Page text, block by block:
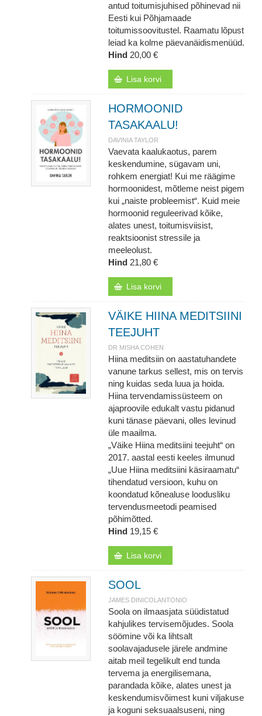
antud toitumisjuhised põhinevad nii
Eesti kui Põhjamaade
toitumissoovitustel. Raamatu lõpust
leiad ka kolme päevanäidismenüüd.
Hind 20,00 €
Lisa korvi
HORMOONID
TASAKAALU!
DAVINIA TAYLOR
Vaevata kaalukaotus, parem
keskendumine, sügavam uni,
rohkem energiat! Kui me räägime
hormoonidest, mõtleme neist pigem
kui „naiste probleemist“. Kuid meie
hormoonid reguleerivad kõike,
alates unest, toitumisviisist,
reaktsioonist stressile ja
meeleolust.
Hind 21,80 €
Lisa korvi
VÄIKE HIINA MEDITSIINI
TEEJUHT
DR MISHA COHEN
Hiina meditsiin on aastatuhandete
vanune tarkus sellest, mis on tervis
ning kuidas seda luua ja hoida.
Hiina tervendamissüsteem on
ajaproovile edukalt vastu pidanud
kuni tänase päevani, olles levinud
üle maailma.
„Väike Hiina meditsiini teejuht“ on
2017. aastal eesti keeles ilmunud
„Uue Hiina meditsiini käsiraamatu“
tihendatud versioon, kuhu on
koondatud kõnealuse loodusliku
tervendusmeetodi peamised
põhimõtted.
Hind 19,15 €
Lisa korvi
SOOL
JAMES DINICOLANTONIO
Soola on ilmaasjata süüdistatud
kahjulikes tervisemõjudes. Soola
söömine või ka lihtsalt
soolavajadusele järele andmine
aitab meil tegelikult end tunda
tervema ja energilisemana,
parandada kõike, alates unest ja
keskendumisvõimest kuni viljakuse
ja koguni seksuaalsuseni, ning